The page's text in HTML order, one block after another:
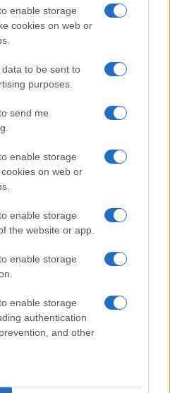
enable storage
cookies on web or
to be sent to
purposes.
send me
enable storage
on web or
enable storage
the website or app.
enable storage
enable storage
authentication
and other
μετατρέπει τη
πράξη
μεγάλες στιγμές του
Πετρόπουλος ΑΕΒΕ